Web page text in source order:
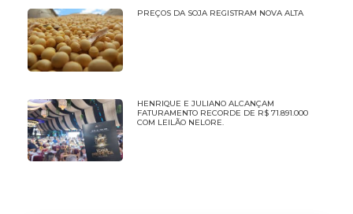
PREÇOS DA SOJA REGISTRAM NOVA ALTA
HENRIQUE E JULIANO ALCANÇAM
FATURAMENTO RECORDE DE R$ 71.891.000
COM LEILÃO NELORE.